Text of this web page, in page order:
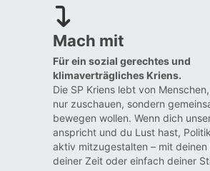
Mach mit
Für ein sozial gerechtes und
klimaverträgliches Kriens.
Die SP Kriens lebt von
nur zuschauen, sondern
bewegen wollen. Wenn dich
anspricht und du Lust hast,
aktiv mitzugestalten – mit deinen
deiner Zeit oder einfach deiner